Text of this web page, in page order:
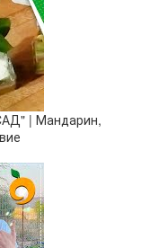
| Мандарин,